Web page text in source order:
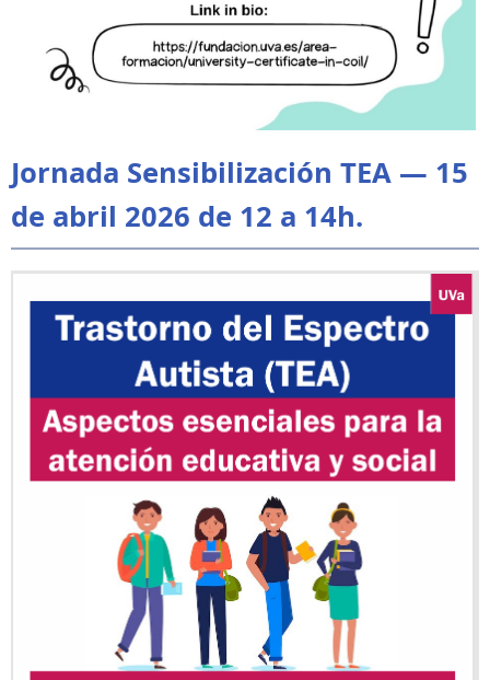
Jornada Sensibilización TEA — 15
de abril 2026 de 12 a 14h.